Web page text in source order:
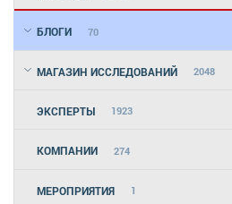
БЛОГИ 70
МАГАЗИН ИССЛЕДОВАНИЙ 2048
ЭКСПЕРТЫ 1923
КОМПАНИИ 274
МЕРОПРИЯТИЯ 1